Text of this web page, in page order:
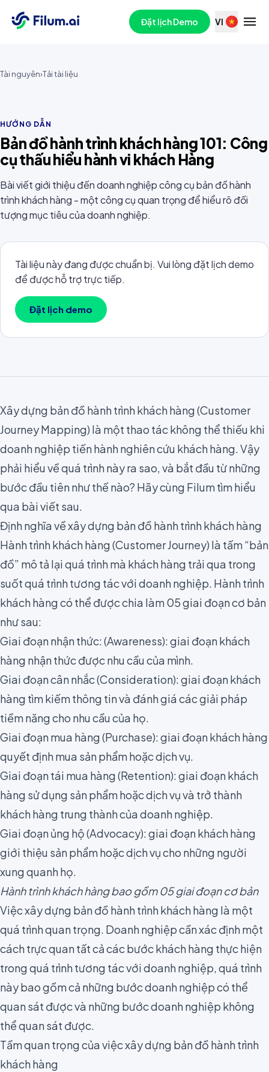
Đặt lịch Demo VI
Tài nguyên›Tải tài liệu
HƯỚNG DẪN
Bản đồ hành trình khách hàng 101: Công
cụ thấu hiểu hành vi khách Hàng
Bài viết giới thiệu đến doanh nghiệp công cụ bản đồ hành
trình khách hàng - một công cụ quan trọng để hiểu rõ đối
tượng mục tiêu của doanh nghiệp.
Tài liệu này đang được chuẩn bị. Vui lòng đặt lịch demo
để được hỗ trợ trực tiếp.
Đặt lịch demo
Xây dựng bản đồ hành trình khách hàng (Customer
Journey Mapping) là một thao tác không thể thiếu khi
doanh nghiệp tiến hànhnghiên cứu khách hàng. Vậy
phải hiểu về quá trình này ra sao, và bắt đầu từ những
bước đầu tiên như thế nào? Hãy cùng Filum tìm hiểu
qua bài viết sau.
Định nghĩa về xây dựng bản đồ hành trình khách hàng
Hành trình khách hàng (Customer Journey) là tấm “bản
đồ” mô tả lại quá trình mà khách hàng trải qua trong
suốt quá trình tương tác với doanh nghiệp. Hành trình
khách hàng có thể được chia làm 05 giai đoạn cơ bản
như sau:
Giai đoạn nhận thức: (Awareness): giai đoạn khách
hàng nhận thức được nhu cầu của mình.
Giai đoạn cân nhắc (Consideration): giai đoạn khách
hàng tìm kiếm thông tin và đánh giá các giải pháp
tiềm năng cho nhu cầu của họ.
Giai đoạn mua hàng (Purchase): giai đoạn khách hàng
quyết định mua sản phẩm hoặc dịch vụ.
Giai đoạn tái mua hàng (Retention): giai đoạn khách
hàng sử dụng sản phẩm hoặc dịch vụ và trở thành
khách hàng trung thành của doanh nghiệp.
Giai đoạn ủng hộ (Advocacy): giai đoạn khách hàng
giới thiệu sản phẩm hoặc dịch vụ cho những người
xung quanh họ.
Hành trình khách hàng bao gồm 05 giai đoạn cơ bản
Việc xây dựng bản đồ hành trình khách hàng là một
quá trình quan trọng. Doanh nghiệp cần xác định một
cách trực quan tất cả các bước khách hàng thực hiện
trong quá trình tương tác với doanh nghiệp, quá trình
này bao gồm cả những bước doanh nghiệp có thể
quan sát được và những bước doanh nghiệp không
thể quan sát được.
Tầm quan trọng của việc xây dựng bản đồ hành trình
khách hàng